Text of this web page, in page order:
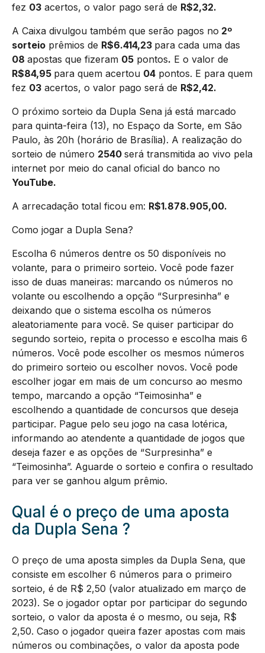
fez 03 acertos, o valor pago será de R$2,32.
A Caixa divulgou também que serão pagos no 2º
sorteio prêmios de R$6.414,23 para cada uma das
08 apostas que fizeram 05 pontos. E o valor de
R$84,95 para quem acertou 04 pontos. E para quem
fez 03 acertos, o valor pago será de R$2,42.
O próximo sorteio da Dupla Sena já está marcado
para quinta-feira (13), no Espaço da Sorte, em São
Paulo, às 20h (horário de Brasília). A realização do
sorteio de número 2540 será transmitida ao vivo pela
internet por meio do canal oficial do banco no
YouTube.
A arrecadação total ficou em: R$1.878.905,00.
Como jogar a Dupla Sena?
Escolha 6 números dentre os 50 disponíveis no
volante, para o primeiro sorteio. Você pode fazer
isso de duas maneiras: marcando os números no
volante ou escolhendo a opção “Surpresinha” e
deixando que o sistema escolha os números
aleatoriamente para você. Se quiser participar do
segundo sorteio, repita o processo e escolha mais 6
números. Você pode escolher os mesmos números
do primeiro sorteio ou escolher novos. Você pode
escolher jogar em mais de um concurso ao mesmo
tempo, marcando a opção “Teimosinha” e
escolhendo a quantidade de concursos que deseja
participar. Pague pelo seu jogo na casa lotérica,
informando ao atendente a quantidade de jogos que
deseja fazer e as opções de “Surpresinha” e
“Teimosinha”. Aguarde o sorteio e confira o resultado
para ver se ganhou algum prêmio.
Qual é o preço de uma aposta
da Dupla Sena ?
O preço de uma aposta simples da Dupla Sena, que
consiste em escolher 6 números para o primeiro
sorteio, é de R$ 2,50 (valor atualizado em março de
2023). Se o jogador optar por participar do segundo
sorteio, o valor da aposta é o mesmo, ou seja, R$
2,50. Caso o jogador queira fazer apostas com mais
números ou combinações, o valor da aposta pode